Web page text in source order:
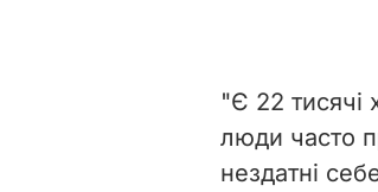
"Є 22 тисячі
люди часто
нездатні